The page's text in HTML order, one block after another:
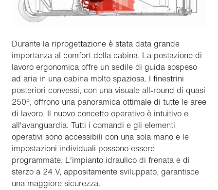
Durante la riprogettazione è stata data grande
importanza al comfort della cabina. La postazione di
lavoro ergonomica offre un sedile di guida sospeso
ad aria in una cabina molto spaziosa. I finestrini
posteriori convessi, con una visuale all-round di quasi
250°, offrono una panoramica ottimale di tutte le aree
di lavoro. Il nuovo concetto operativo è intuitivo e
all'avanguardia. Tutti i comandi e gli elementi
operativi sono accessibili con una sola mano e le
impostazioni individuali possono essere
programmate. L'impianto idraulico di frenata e di
sterzo a 24 V, appositamente sviluppato, garantisce
una maggiore sicurezza.